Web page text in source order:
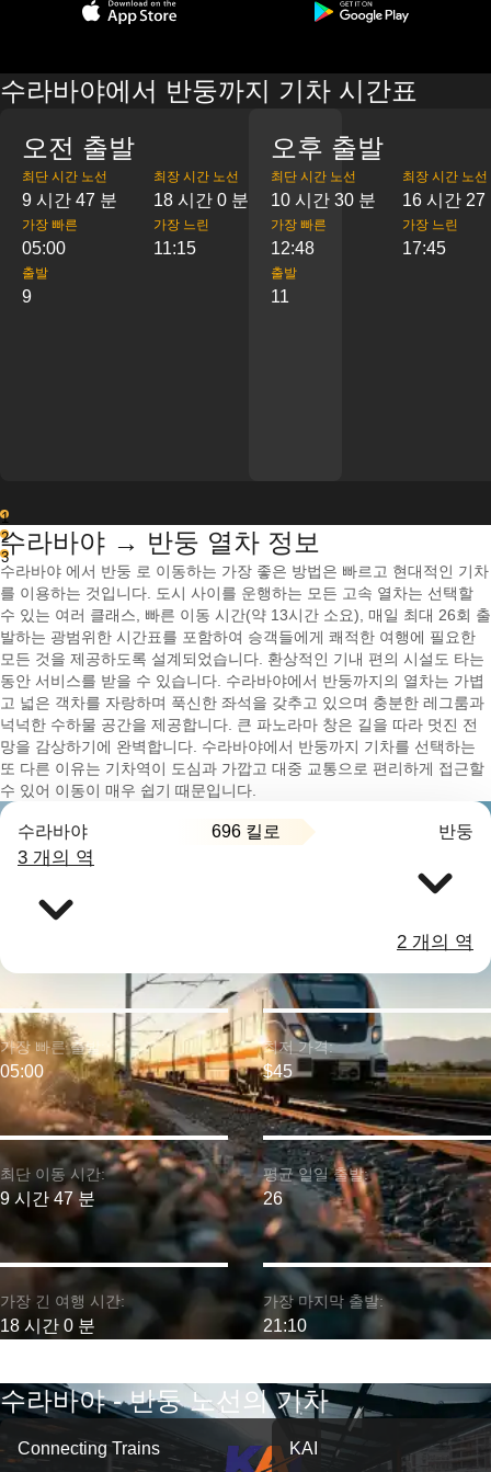
수라바야에서 반둥까지 기차 시간표
오전 출발
최단 시간 노선
9 시간 47 분
최장 시간 노선
18 시간 0 분
가장 빠른
05:00
가장 느린
11:15
출발
9
오후 출발
최단 시간 노선
10 시간 30 분
최장 시간 노선
16 시간 27
가장 빠른
12:48
가장 느린
17:45
출발
11
1
2
3
수라바야 → 반둥 열차 정보
수라바야 에서 반둥 로 이동하는 가장 좋은 방법은 빠르고 현대적인 기차
를 이용하는 것입니다. 도시 사이를 운행하는 모든 고속 열차는 선택할
수 있는 여러 클래스, 빠른 이동 시간(약 13시간 소요), 매일 최대 26회 출
발하는 광범위한 시간표를 포함하여 승객들에게 쾌적한 여행에 필요한
모든 것을 제공하도록 설계되었습니다. 환상적인 기내 편의 시설도 타는
동안 서비스를 받을 수 있습니다. 수라바야에서 반둥까지의 열차는 가볍
고 넓은 객차를 자랑하며 푹신한 좌석을 갖추고 있으며 충분한 레그룸과
넉넉한 수하물 공간을 제공합니다. 큰 파노라마 창은 길을 따라 멋진 전
망을 감상하기에 완벽합니다. 수라바야에서 반둥까지 기차를 선택하는
또 다른 이유는 기차역이 도심과 가깝고 대중 교통으로 편리하게 접근할
수 있어 이동이 매우 쉽기 때문입니다.
수라바야 696 킬로 반둥
3 개의 역
2 개의 역
최단 이동 시간:
9 시간 47 분
가장 빠른 출발:
05:00
가장 긴 여행 시간:
18 시간 0 분
최저 가격:
$45
평균 일일 출발:
26
가장 마지막 출발:
21:10
수라바야 - 반둥 노선의 기차
Connecting Trains KAI